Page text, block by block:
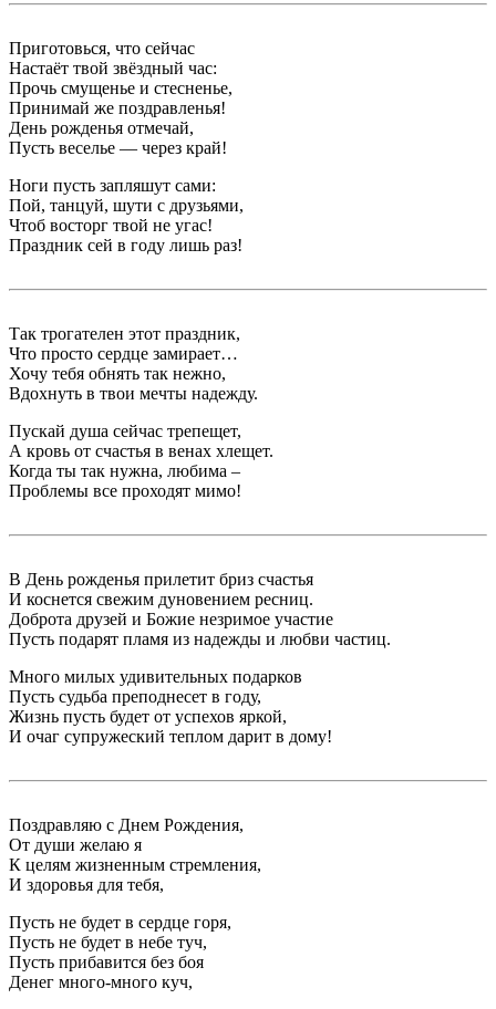
Приготовься, что сейчас
Настаёт твой звёздный час:
Прочь смущенье и стесненье,
Принимай же поздравленья!
День рожденья отмечай,
Пусть веселье — через край!
Ноги пусть запляшут сами:
Пой, танцуй, шути с друзьями,
Чтоб восторг твой не угас!
Праздник сей в году лишь раз!
Так трогателен этот праздник,
Что просто сердце замирает…
Хочу тебя обнять так нежно,
Вдохнуть в твои мечты надежду.
Пускай душа сейчас трепещет,
А кровь от счастья в венах хлещет.
Когда ты так нужна, любима –
Проблемы все проходят мимо!
В День рожденья прилетит бриз счастья
И коснется свежим дуновением ресниц.
Доброта друзей и Божие незримое участие
Пусть подарят пламя из надежды и любви частиц.
Много милых удивительных подарков
Пусть судьба преподнесет в году,
Жизнь пусть будет от успехов яркой,
И очаг супружеский теплом дарит в дому!
Поздравляю с Днем Рождения,
От души желаю я
К целям жизненным стремления,
И здоровья для тебя,
Пусть не будет в сердце горя,
Пусть не будет в небе туч,
Пусть прибавится без боя
Денег много-много куч,